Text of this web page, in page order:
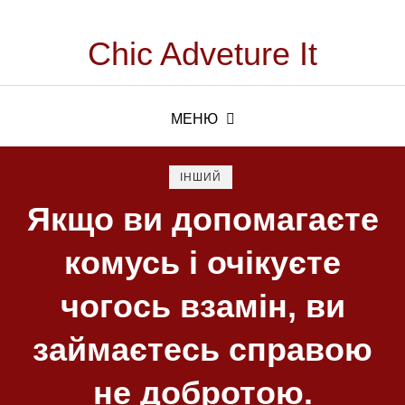
Chic Adveture It
МЕНЮ
ІНШИЙ
Якщо ви допомагаєте
комусь і очікуєте
чогось взамін, ви
займаєтесь справою
не добротою.